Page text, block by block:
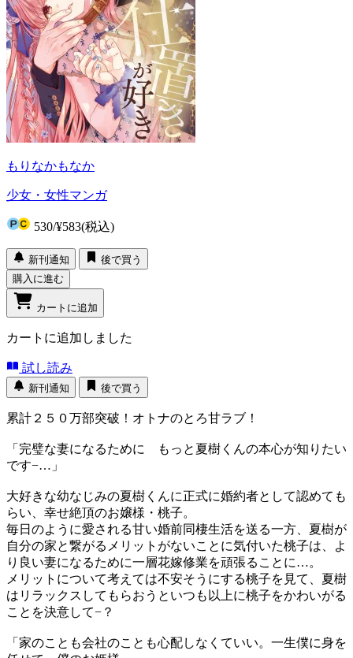
もりなかもなか
少女・女性マンガ
530/¥583(税込)
新刊通知
後で買う
購入に進む
カートに追加
カートに追加しました
試し読み
新刊通知 後で買う
累計２５０万部突破！オトナのとろ甘ラブ！
「完璧な妻になるために もっと夏樹くんの本心が知りたい
です−…」
大好きな幼なじみの夏樹くんに正式に婚約者として認めても
らい、幸せ絶頂のお嬢様・桃子。
毎日のように愛される甘い婚前同棲生活を送る一方、夏樹が
自分の家と繋がるメリットがないことに気付いた桃子は、よ
り良い妻になるために一層花嫁修業を頑張ることに…。
メリットについて考えては不安そうにする桃子を見て、夏樹
はリラックスしてもらおうといつも以上に桃子をかわいがる
ことを決意して−？
「家のことも会社のことも心配しなくていい。一生僕に身を